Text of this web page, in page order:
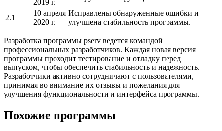
2019 г.
2.1
10 апреля
2020 г.
Исправлены обнаруженные ошибки и
улучшена стабильность программы.
Разработка программы pserv ведется командой
профессиональных разработчиков. Каждая новая версия
программы проходит тестирование и отладку перед
выпуском, чтобы обеспечить стабильность и надежность.
Разработчики активно сотрудничают с пользователями,
принимая во внимание их отзывы и пожелания для
улучшения функциональности и интерфейса программы.
Похожие программы